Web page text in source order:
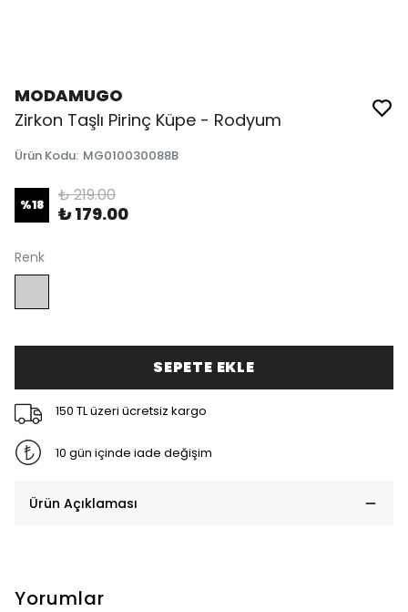
MODAMUGO
Zirkon Taşlı Pirinç Küpe - Rodyum
Ürün Kodu: MG010030088B
%18 ₺ 219.00
₺ 179.00
Renk
SEPETE EKLE
150 TL üzeri ücretsiz kargo
10 gün içinde iade değişim
Ürün Açıklaması
Yorumlar